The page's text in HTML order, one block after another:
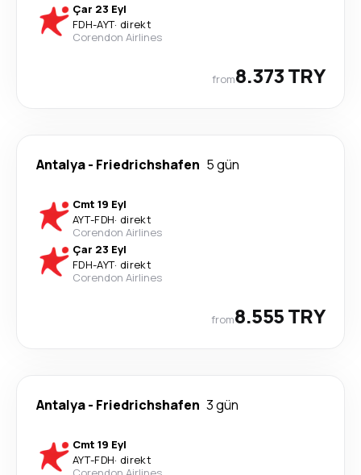
Çar 23 Eyl
FDH-AYT· direkt
Corendon Airlines
from8.373 TRY
Antalya- Friedrichshafen 5 gün
Cmt 19 Eyl
AYT-FDH· direkt
Corendon Airlines
Çar 23 Eyl
FDH-AYT· direkt
Corendon Airlines
from8.555 TRY
Antalya- Friedrichshafen 3 gün
Cmt 19 Eyl
AYT-FDH· direkt